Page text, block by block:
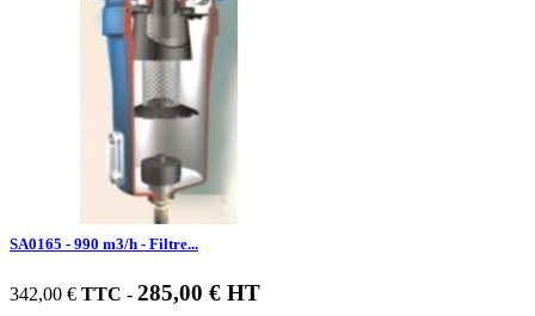
SA0165 - 990 m3/h - Filtre...
342,00 € TTC - 285,00 € HT